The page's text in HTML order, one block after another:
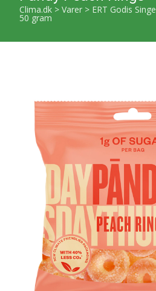
Clima.dk > Varer > ERT Godis
50 gram